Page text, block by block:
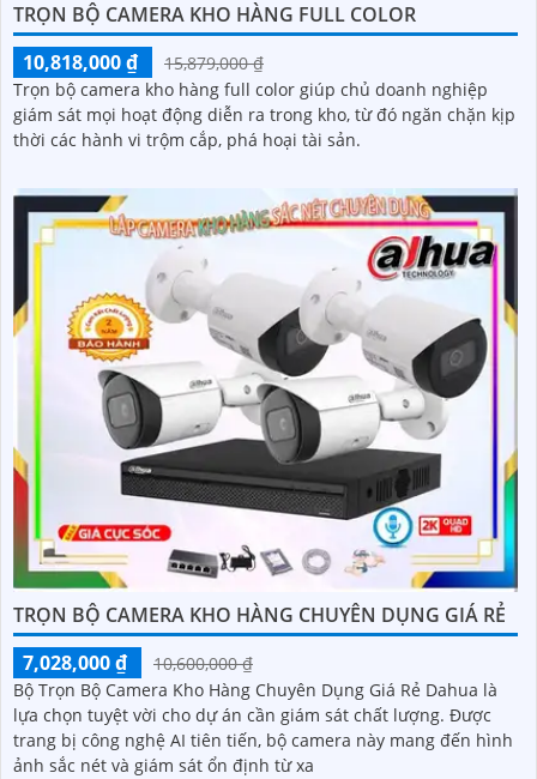
TRỌN BỘ CAMERA KHO HÀNG FULL COLOR
10,818,000 ₫
15,879,000 ₫
Trọn bộ camera kho hàng full color giúp chủ doanh nghiệp
giám sát mọi hoạt động diễn ra trong kho, từ đó ngăn chặn kịp
thời các hành vi trộm cắp, phá hoại tài sản.
TRỌN BỘ CAMERA KHO HÀNG CHUYÊN DỤNG GIÁ RẺ
7,028,000 ₫
10,600,000 ₫
Bộ Trọn Bộ Camera Kho Hàng Chuyên Dụng Giá Rẻ Dahua là
lựa chọn tuyệt vời cho dự án cần giám sát chất lượng. Được
trang bị công nghệ AI tiên tiến, bộ camera này mang đến hình
ảnh sắc nét và giám sát ổn định từ xa